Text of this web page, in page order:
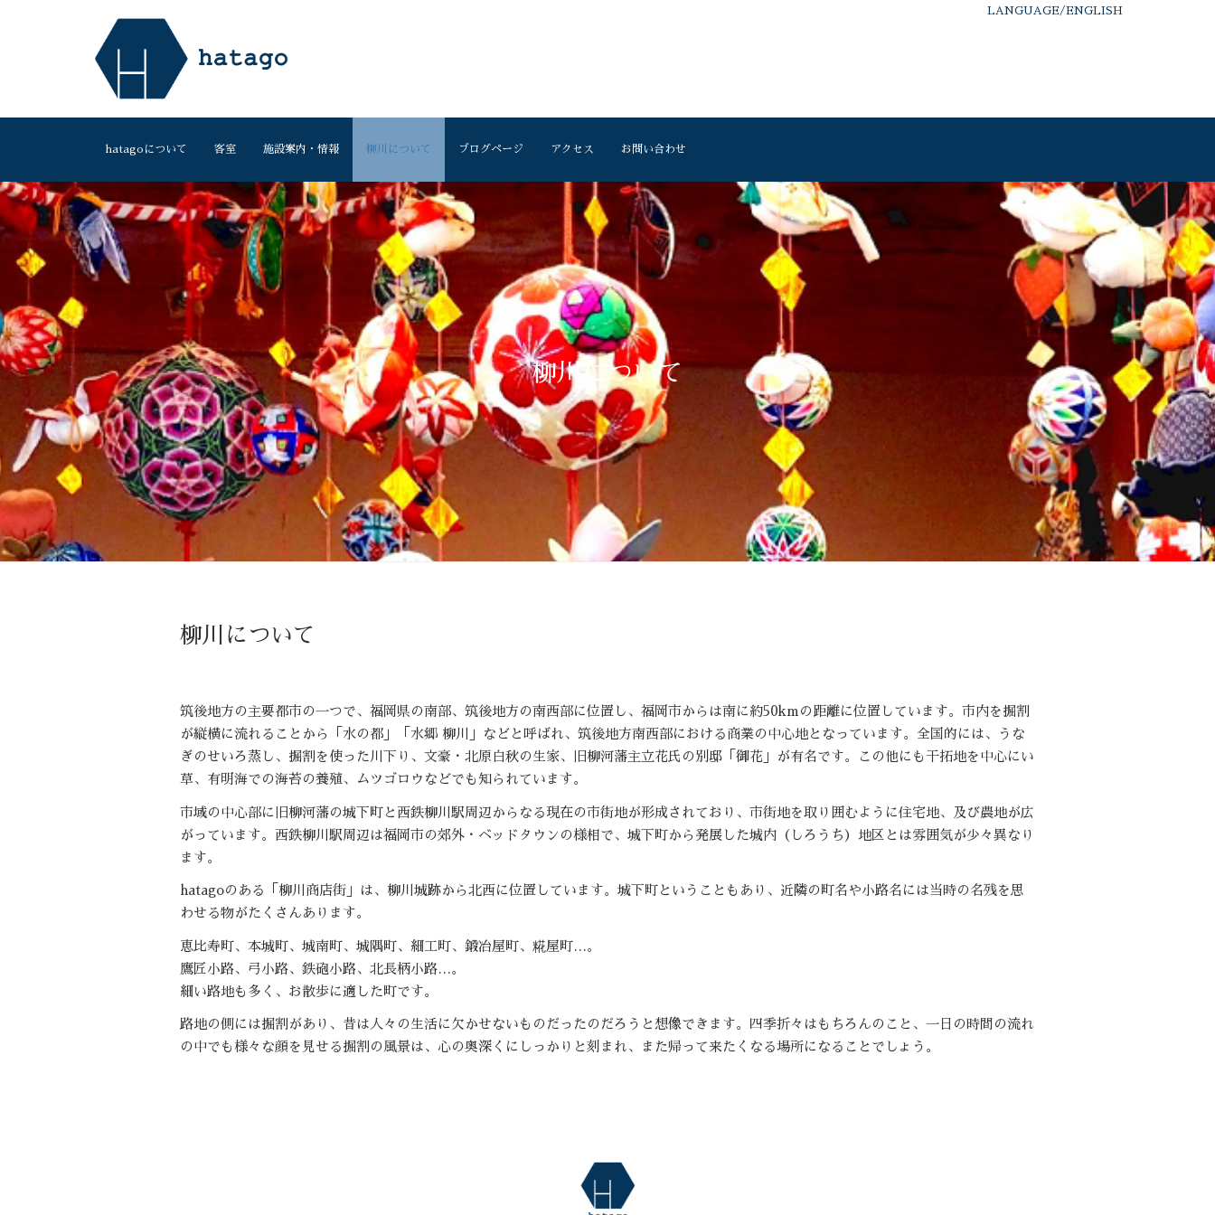
LANGUAGE/ENGLISH
hatagoについて 客室 施設案内・情報 柳川について ブログページ アクセス お問い合わせ
柳川について
柳川について
筑後地方の主要都市の一つで、福岡県の南部、筑後地方の南西部に位置し、福岡市からは南に約50kmの距離に位置しています。市内を掘割
が縦横に流れることから「水の都」「水郷 柳川」などと呼ばれ、筑後地方南西部における商業の中心地となっています。全国的には、うな
ぎのせいろ蒸し、掘割を使った川下り、文豪・北原白秋の生家、旧柳河藩主立花氏の別邸「御花」が有名です。この他にも干拓地を中心にい
草、有明海での海苔の養殖、ムツゴロウなどでも知られています。
市域の中心部に旧柳河藩の城下町と西鉄柳川駅周辺からなる現在の市街地が形成されており、市街地を取り囲むように住宅地、及び農地が広
がっています。西鉄柳川駅周辺は福岡市の郊外・ベッドタウンの様相で、城下町から発展した城内（しろうち）地区とは雰囲気が少々異なり
ます。
hatagoのある「柳川商店街」は、柳川城跡から北西に位置しています。城下町ということもあり、近隣の町名や小路名には当時の名残を思
わせる物がたくさんあります。
恵比寿町、本城町、城南町、城隅町、細工町、鍛冶屋町、糀屋町…。
鷹匠小路、弓小路、鉄砲小路、北長柄小路…。
細い路地も多く、お散歩に適した町です。
路地の側には掘割があり、昔は人々の生活に欠かせないものだったのだろうと想像できます。四季折々はもちろんのこと、一日の時間の流れ
の中でも様々な顔を見せる掘割の風景は、心の奥深くにしっかりと刻まれ、また帰って来たくなる場所になることでしょう。